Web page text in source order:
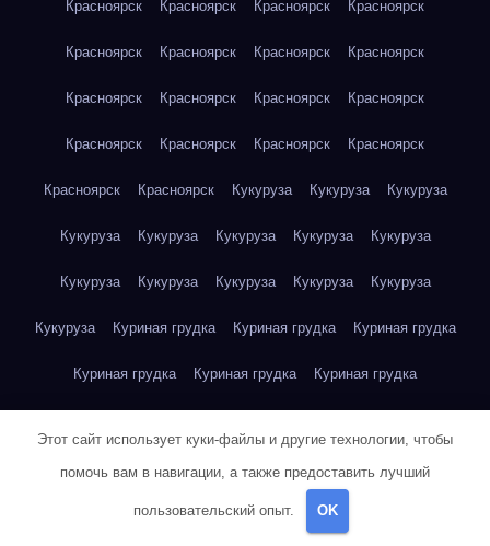
Красноярск Красноярск Красноярск Красноярск
Красноярск Красноярск Красноярск Красноярск
Красноярск Красноярск Красноярск Красноярск
Красноярск Красноярск Красноярск Красноярск
Красноярск Красноярск Кукуруза Кукуруза Кукуруза
Кукуруза Кукуруза Кукуруза Кукуруза Кукуруза
Кукуруза Кукуруза Кукуруза Кукуруза Кукуруза
Кукуруза Куриная грудка Куриная грудка Куриная грудка
Куриная грудка Куриная грудка Куриная грудка
Куриная грудка Куриная грудка Куриная грудка
Куриная грудка Куриная грудка Куриная грудка
Этот сайт использует куки-файлы и другие технологии, чтобы
помочь вам в навигации, а также предоставить лучший
пользовательский опыт. OK